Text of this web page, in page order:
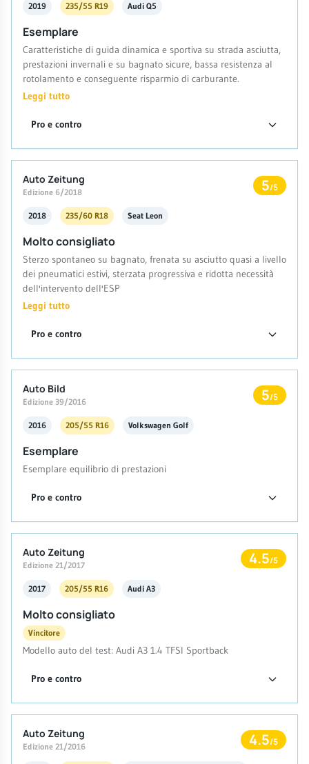
2019 235/55 R19 Audi Q5
Esemplare
Caratteristiche di guida dinamica e sportiva su strada asciutta,
prestazioni invernali e su bagnato sicure, bassa resistenza al
rotolamento e conseguente risparmio di carburante.
Leggi tutto
Pro e contro
Auto Zeitung
Edizione 6/2018 5/5
2018 235/60 R18 Seat Leon
Molto consigliato
Sterzo spontaneo su bagnato, frenata su asciutto quasi a livello
dei pneumatici estivi, sterzata progressiva e ridotta necessità
dell'intervento dell'ESP
Leggi tutto
Pro e contro
Auto Bild
Edizione 39/2016 5/5
2016 205/55 R16 Volkswagen Golf
Esemplare
Esemplare equilibrio di prestazioni
Pro e contro
Auto Zeitung
Edizione 21/2017 4.5/5
2017 205/55 R16 Audi A3
Molto consigliato
Vincitore
Modello auto del test: Audi A3 1.4 TFSI Sportback
Pro e contro
Auto Zeitung
Edizione 21/2016 4.5/5